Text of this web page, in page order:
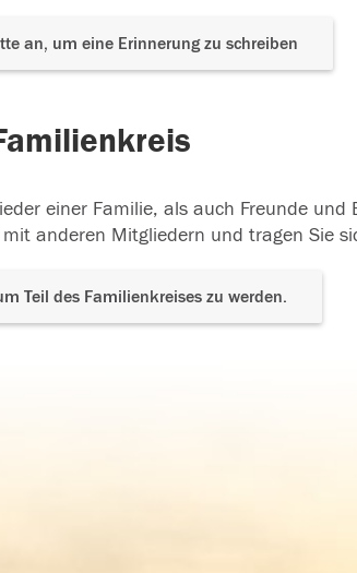
an, um eine Erinnerung zu schreiben
einer Familie, als auch Freunde
anderen Mitgliedern und tragen Sie
Teil des Familienkreises zu werden.